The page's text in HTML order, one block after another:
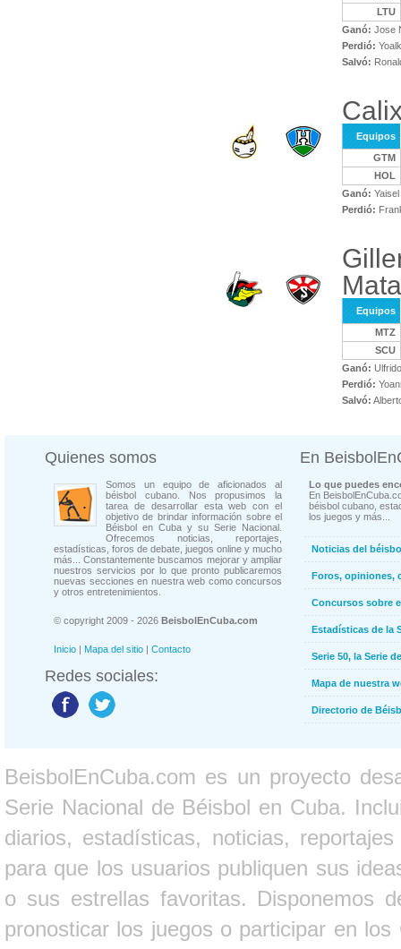
LTU
Ganó: Jose
Perdió:
Salvó:
Equipos
GTM
HOL
Ganó:
Perdió:
Equipos
MTZ
SCU
Ganó:
Perdió:
Salvó:
Quienes somos
Somos un equipo de aficionados al
béisbol cubano. Nos propusimos la
tarea de desarrollar esta web con el
objetivo de brindar información sobre el
Béisbol en Cuba y su Serie Nacional.
Ofrecemos noticias, reportajes,
estadísticas, foros de debate, juegos online y mucho
más... Constantemente buscamos mejorar y ampliar
nuestros servicios por lo que pronto publicaremos
nuevas secciones en nuestra web como concursos
y otros entretenimientos.
© copyright 2009 - 2026 BeisbolEnCuba.com
Inicio | Mapa del sitio | Contacto
Redes sociales:
En
Lo que puedes
En
béisbol cubano,
los juegos y más...
Noticias del
Foros, opiniones,
Concursos sobre
Estadísticas de la
Serie 50, la Serie
Mapa de nuestra
Directorio de
BeisbolEnCuba.com es un proyecto
Serie Nacional de Béisbol en Cuba.
diarios, estadísticas, noticias,
para que los usuarios publiquen sus
o sus estrellas favoritas. Disponemos
pronosticar los juegos o participar en